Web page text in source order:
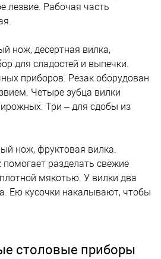
лезвие. Рабочая часть
нож, десертная вилка,
для сладостей и выпечки.
приборов. Резак оборудован
Четыре зубца вилки
Три – для сдобы из
нож, фруктовая вилка.
разделать свежие
мякотью. У вилки два
Ею кусочки накалывают, чтобы
столовые приборы